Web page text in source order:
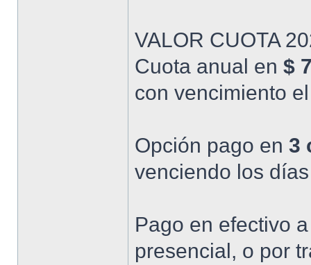
VALOR CUOTA
Cuota anual en $
con vencimiento
Opción pago en 3
venciendo los
Pago en efectivo
presencial, o por